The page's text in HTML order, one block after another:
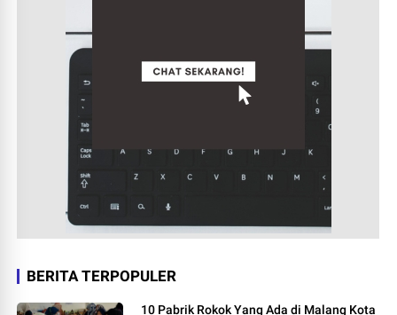
BERITA TERPOPULER
10 Pabrik Rokok Yang Ada di Malang Kota